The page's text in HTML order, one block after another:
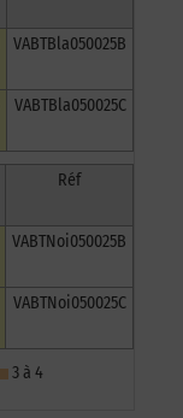
VABTBla050025B
VABTBla050025C
Réf
VABTNoi050025B
VABTNoi050025C
3 à 4